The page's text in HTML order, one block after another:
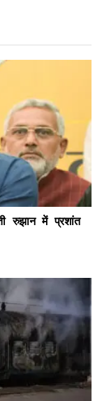
रुझान में प्रशांत